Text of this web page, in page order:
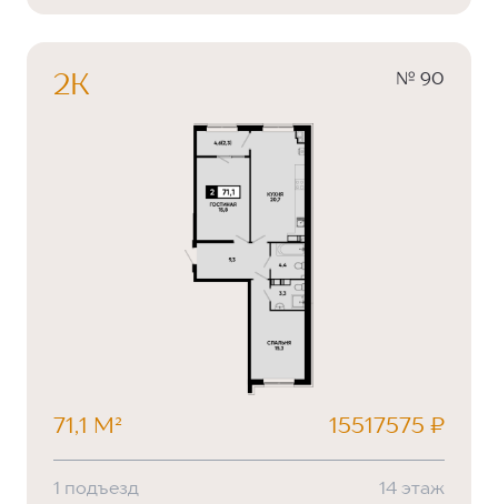
2К № 90
71,1 М² 15517575 ₽
1 подъезд 14 этаж